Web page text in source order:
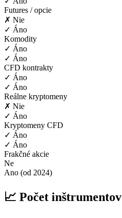
Futures / opcie
✗ Nie
✓ Áno
Komodity
✓ Áno
✓ Áno
CFD kontrakty
✓ Áno
✓ Áno
Reálne kryptomeny
✗ Nie
✓ Áno
Kryptomeny CFD
✓ Áno
✓ Áno
Frakčné akcie
Ne
Ano (od 2024)
📈 Počet inštrumentov